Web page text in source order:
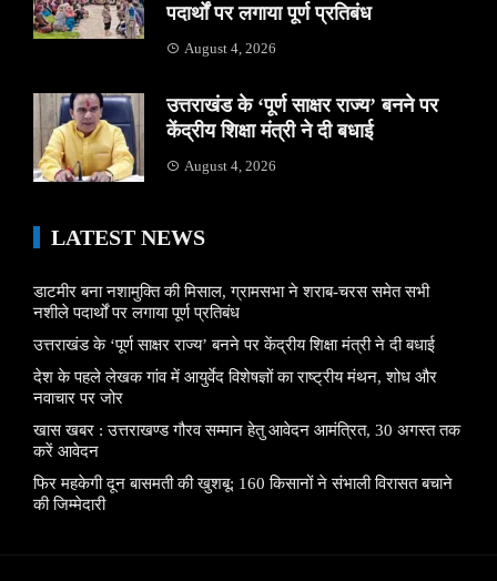
पदार्थों पर लगाया पूर्ण प्रतिबंध
August 4, 2026
उत्तराखंड के ‘पूर्ण साक्षर राज्य’ बनने पर
केंद्रीय शिक्षा मंत्री ने दी बधाई
August 4, 2026
LATEST NEWS
डाटमीर बना नशामुक्ति की मिसाल, ग्रामसभा ने शराब-चरस समेत सभी
नशीले पदार्थों पर लगाया पूर्ण प्रतिबंध
उत्तराखंड के ‘पूर्ण साक्षर राज्य’ बनने पर केंद्रीय शिक्षा मंत्री ने दी बधाई
देश के पहले लेखक गांव में आयुर्वेद विशेषज्ञों का राष्ट्रीय मंथन, शोध और
नवाचार पर जोर
खास खबर : उत्तराखण्ड गौरव सम्मान हेतु आवेदन आमंत्रित, 30 अगस्त तक
करें आवेदन
फिर महकेगी दून बासमती की खुशबू: 160 किसानों ने संभाली विरासत बचाने
की जिम्मेदारी